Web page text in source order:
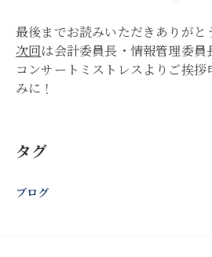
最後までお読みいただきありがと
次回は会計委員長・情報管理委員
コンサートミストレスよりご挨
みに！
タグ
ブログ